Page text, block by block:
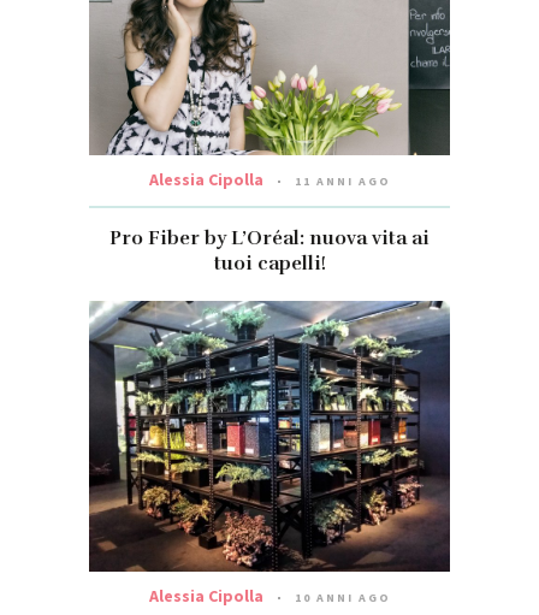
Alessia Cipolla 11 ANNI AGO
Pro Fiber by L’Oréal: nuova vita ai
tuoi capelli!
Alessia Cipolla 10 ANNI AGO